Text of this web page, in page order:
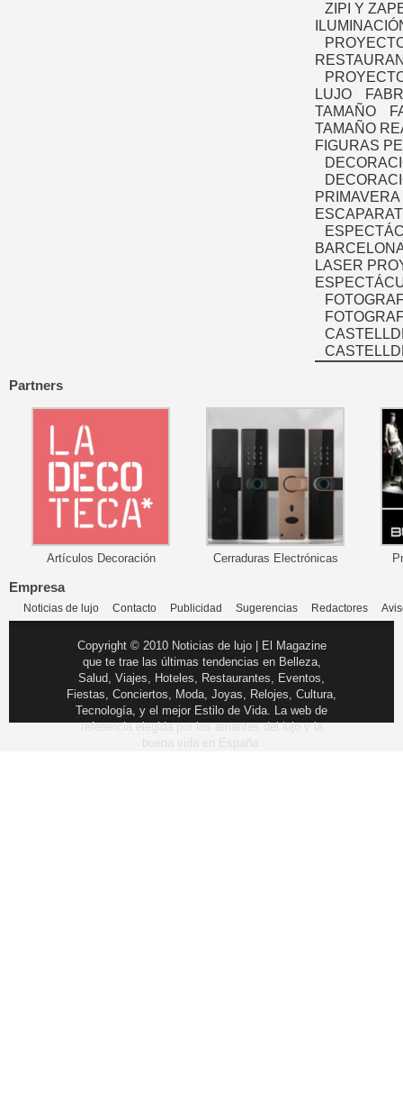
ZIPI Y
LUJO
TAMAÑO
TAMAÑO
FIGURAS
PRIMAVERA
LASER
Partners
Artículos Decoración Cerraduras Electrónicas
Empresa
Noticias de lujo Contacto Publicidad Sugerencias Redactores
Copyright © 2010 Noticias de lujo | El Magazine
que te trae las últimas tendencias en Belleza,
Salud, Viajes, Hoteles, Restaurantes, Eventos,
Fiestas, Conciertos, Moda, Joyas, Relojes, Cultura,
Tecnología, y el mejor Estilo de Vida. La web de
referencia elegida por los amantes del lujo y la